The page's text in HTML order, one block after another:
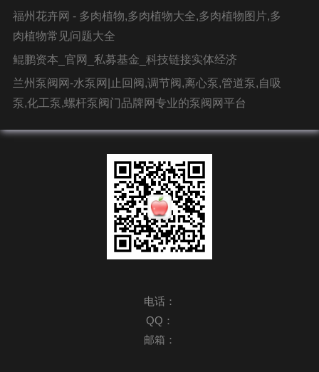
福州花卉网 - 多肉植物,多肉植物大全,多肉植物图片,多
肉植物常见问题大全
鲲鹏资本_官网_私募基金_科技链接实体经济
兰州泵阀网-水泵网|止回阀,调节阀,离心泵,管道泵,自吸
泵,化工泵,螺杆泵阀门品牌网专业的泵阀网平台
电话：
QQ：
邮箱：